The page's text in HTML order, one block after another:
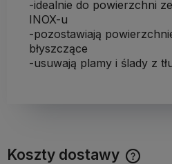
-idealnie do powierzchni
INOX-u
-pozostawiają
błyszczące
-usuwają plamy i ślady z
Koszty dostawy